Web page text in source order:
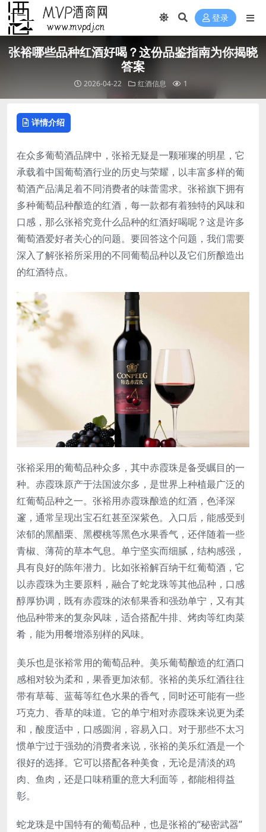
登录
张裕哪些品种红酒好喝？这份品鉴指南为你揭晓
答案
2026-04-22 红酒信息 1
详情介绍
在众多葡萄酒品牌中，张裕无疑是一颗璀璨的明星，它
承载着中国葡萄酒行业的历史与荣耀，以丰富多样的葡
萄酒产品满足着不同消费者的味蕾需求。张裕旗下拥有
多种葡萄品种酿造的红酒，每一款都有着独特的风味和
口感，那么张裕究竟什么品种的红酒好喝呢？这是许多
葡萄酒爱好者关心的问题。要回答这个问题，我们需要
深入了解张裕所采用的不同葡萄品种以及它们所酿造出
的红酒特点。
张裕采用的葡萄品种众多，其中赤霞珠是备受瞩目的一
种。赤霞珠原产于法国波尔多，是世界上种植最广泛的
红葡萄品种之一。张裕用赤霞珠酿造的红酒，色泽深
邃，通常呈现出宝石红甚至深紫色。入口后，能感受到
浓郁的黑醋栗、黑樱桃等黑色水果香气，还伴随着一些
青椒、薄荷的草本气息。单宁坚实而细腻，结构感强，
具有良好的陈年潜力。比如张裕解百纳干红葡萄酒，它
以赤霞珠为主要原料，融合了蛇龙珠等其他品种，口感
醇厚协调，既有赤霞珠的浓郁果香和强劲单宁，又有其
他品种带来的复杂风味，适合搭配牛排、烤肉等红肉菜
肴，能为用餐增添别样的风味。
美乐也是张裕常用的葡萄品种。美乐葡萄酿造的红酒口
感相对较为柔和，果香更加浓郁。张裕的美乐红酒往往
带有草莓、蓝莓等红色水果的香气，同时还可能有一些
巧克力、香草的味道。它的单宁相对赤霞珠来说更为柔
和，酸度适中，口感圆润，容易入口。对于那些不太习
惯单宁过于强劲的消费者来说，张裕的美乐红酒是一个
很好的选择。它可以搭配各种美食，无论是清淡的鸡
肉、鱼肉，还是口味稍重的意大利面等，都能相得益
彰。
蛇龙珠是中国特有的葡萄品种，也是张裕的“秘密武器”